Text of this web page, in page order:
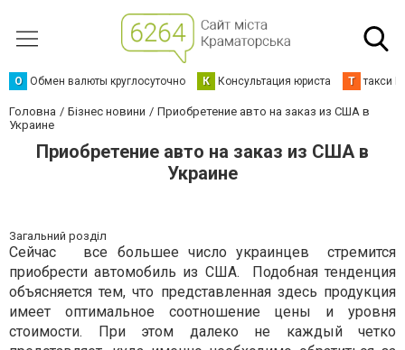
О Обмен валюты круглосуточно К Консультация юриста Т такси
Головна Бізнес новини
Приобретение авто на заказ из США в
Украине
Приобретение авто на заказ из США в
Украине
Загальний розділ
Сейчас все большее число украинцев стремится
приобрести автомобиль из США. Подобная тенденция
объясняется тем, что представленная здесь продукция
имеет оптимальное соотношение цены и уровня
стоимости. При этом далеко не каждый четко